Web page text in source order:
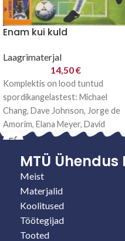
Enam kui kuld
Laagrimaterjal
14,50€
Komplektis on lood tuntud
spordikangelastest: Michael
Chang, Dave Johnson, Jorge de
Amorim, Elana Meyer, David
Robinson. Lisaks kutsed,
posterid, kordamismängud
MTÜ Ühendus
Meist
Materjalid
Koolitused
Töötegijad
Tooted